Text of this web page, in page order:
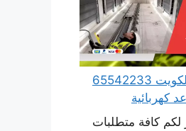
صيانة مصاعد في الكويت 65542233
كهربائية
لكم كافة متطلبات